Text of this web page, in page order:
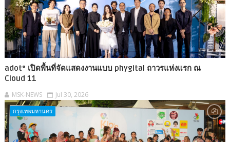
adot° เปิดพื้นที่จัดแสดงงานแบบ phygital ถาวรแห่งแรก ณ
Cloud 11
MSK-NEWS Jul 30, 2026
กรุงเทพมหานคร